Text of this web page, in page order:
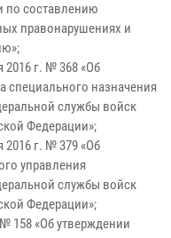
по составлению
правонарушениях и
2016 г. № 368 «Об
назначения
службы войск
Федерации»;
2016 г. № 379 «Об
управления
службы войск
Федерации»;
158 «Об утверждении